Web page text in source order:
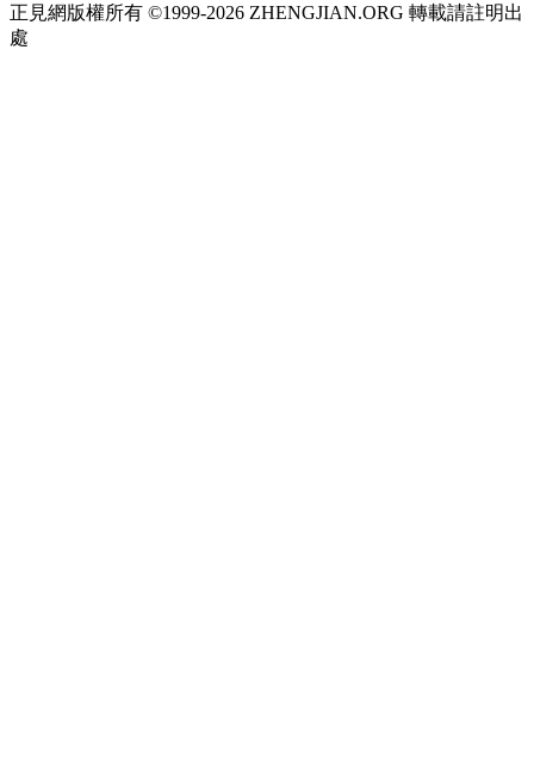
正見網版權所有 ©1999-2026 ZHENGJIAN.ORG 轉載請註明出
處